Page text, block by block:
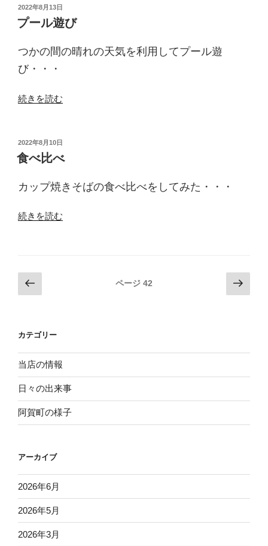
無
い
で”
の
投
稿
日:
2022年8月13日
プール遊び
つかの間の晴れの天気を利用してプール遊
び・・・
“プ
遊
び”
続きを読む
投
稿
日:
2022年8月10日
食べ比べ
カップ焼きそばの食べ比べをしてみた・・・
“食
の
続きを読む
投
稿
ビ
ー
シ
ョ
ン
の
ジ
ページ 42
次
の
カテゴリー
当店の情報
日々の出来事
阿賀町の様子
アーカイブ
2026年6月
2026年5月
2026年3月